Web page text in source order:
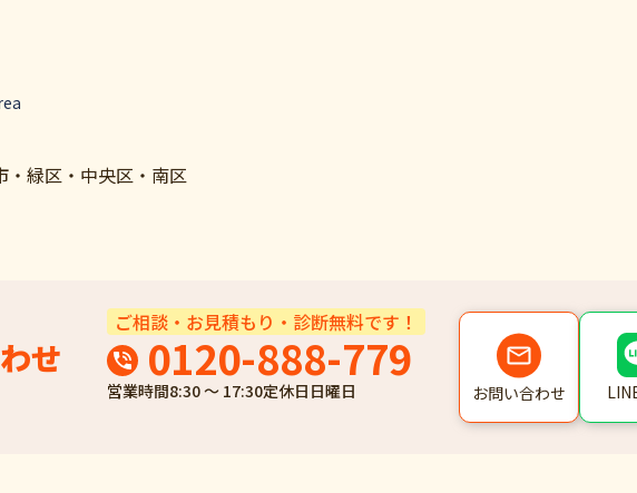
・緑区・中央区・南区
せ
ご相談・お見積もり・診断無料です！
0120-888-779
営業時間8:30 ～ 17:30定休日 日曜日 お問い合わせ